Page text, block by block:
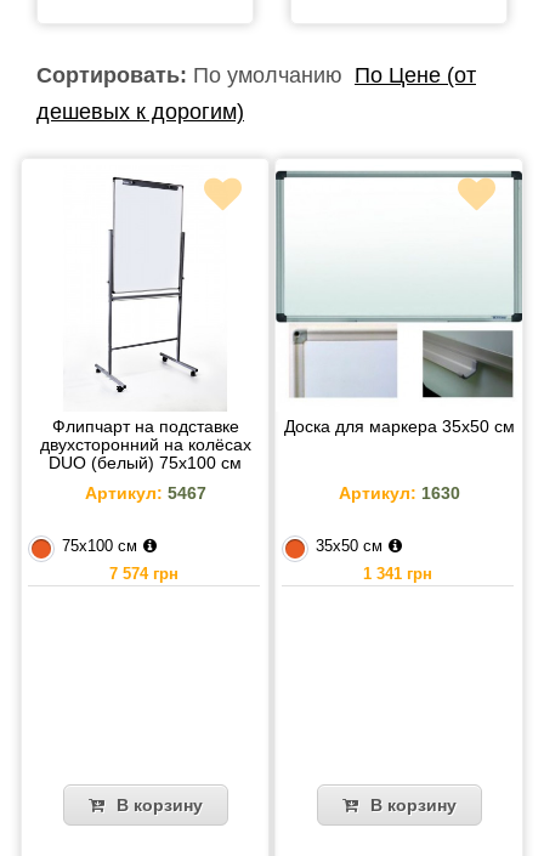
Сортировать: По умолчанию По Цене (от
дешевых к дорогим)
Флипчарт на подставке
двухсторонний на колёсах
DUO (белый) 75х100 см
Артикул: 5467
75х100 см
7 574 грн
В корзину
Доска для маркера 35х50 см
Артикул: 1630
35х50 см
1 341 грн
В корзину